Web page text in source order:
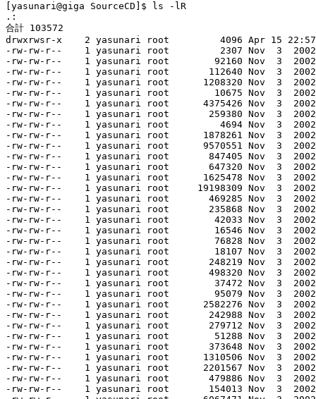
[yasunari@giga SourceCD]$ ls -lR
.:
合計 103572
drwxrwsr-x    2 yasunari root         4096 Apr 15
-rw-rw-r--    1 yasunari root         2307 Nov  3  2002
-rw-rw-r--    1 yasunari root        92160 Nov  3
-rw-rw-r--    1 yasunari root       112640 Nov  3
-rw-rw-r--    1 yasunari root      1208320 Nov  3
-rw-rw-r--    1 yasunari root        10675 Nov  3  2002
-rw-rw-r--    1 yasunari root      4375426 Nov  3
-rw-rw-r--    1 yasunari root       259380 Nov  3
-rw-rw-r--    1 yasunari root         4694 Nov  3  2002
-rw-rw-r--    1 yasunari root      1878261 Nov  3
-rw-rw-r--    1 yasunari root      9570551 Nov  3
-rw-rw-r--    1 yasunari root       847405 Nov  3  2002
-rw-rw-r--    1 yasunari root       647320 Nov  3
-rw-rw-r--    1 yasunari root      1625478 Nov  3
-rw-rw-r--    1 yasunari root     19198309 Nov  3
-rw-rw-r--    1 yasunari root       469285 Nov  3
-rw-rw-r--    1 yasunari root       235868 Nov  3
-rw-rw-r--    1 yasunari root        42033 Nov  3  2002
-rw-rw-r--    1 yasunari root        16546 Nov  3  2002
-rw-rw-r--    1 yasunari root        76828 Nov  3  2002
-rw-rw-r--    1 yasunari root        18107 Nov  3  2002
-rw-rw-r--    1 yasunari root       248219 Nov  3
-rw-rw-r--    1 yasunari root       498320 Nov  3
-rw-rw-r--    1 yasunari root        37472 Nov  3
-rw-rw-r--    1 yasunari root        95079 Nov  3
-rw-rw-r--    1 yasunari root      2582276 Nov  3
-rw-rw-r--    1 yasunari root       242988 Nov  3
-rw-rw-r--    1 yasunari root       279712 Nov  3
-rw-rw-r--    1 yasunari root        51288 Nov  3  2002
-rw-rw-r--    1 yasunari root       373648 Nov  3
-rw-rw-r--    1 yasunari root      1310506 Nov  3
-rw-rw-r--    1 yasunari root      2201567 Nov  3
-rw-rw-r--    1 yasunari root       479886 Nov  3  2002
-rw-rw-r--    1 yasunari root       154013 Nov  3